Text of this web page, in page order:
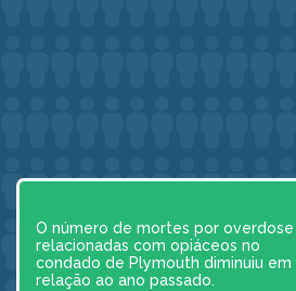
O número de mortes por overdose
relacionadas com opiáceos no
condado de Plymouth diminuiu em
relação ao ano passado.